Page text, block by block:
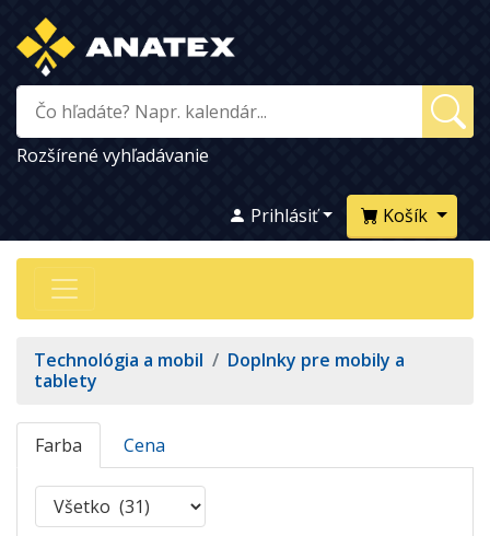
Rozšírené vyhľadávanie
Košík
Prihlásiť
Technológia a mobil / Doplnky pre mobily a
tablety
Farba Cena